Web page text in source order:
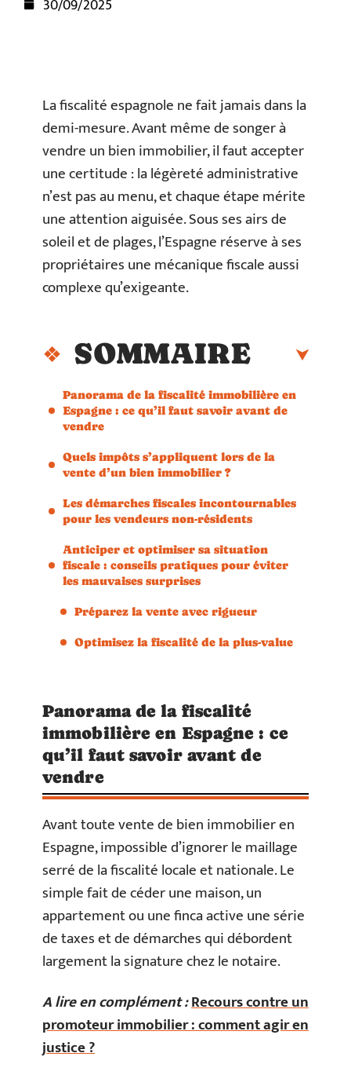
30/09/2025
La fiscalité espagnole ne fait jamais dans la
demi-mesure. Avant même de songer à
vendre un bien immobilier, il faut accepter
une certitude : la légèreté administrative
n’est pas au menu, et chaque étape mérite
une attention aiguisée. Sous ses airs de
soleil et de plages, l’Espagne réserve à ses
propriétaires une mécanique fiscale aussi
complexe qu’exigeante.
SOMMAIRE
Panorama de la fiscalité immobilière en
Espagne : ce qu’il faut savoir avant de
vendre
Quels impôts s’appliquent lors de la
vente d’un bien immobilier ?
Les démarches fiscales incontournables
pour les vendeurs non-résidents
Anticiper et optimiser sa situation
fiscale : conseils pratiques pour éviter
les mauvaises surprises
Préparez la vente avec rigueur
Optimisez la fiscalité de la plus-value
Panorama de la fiscalité
immobilière en Espagne : ce
qu’il faut savoir avant de
vendre
Avant toute vente de bien immobilier en
Espagne, impossible d’ignorer le maillage
serré de la fiscalité locale et nationale. Le
simple fait de céder une maison, un
appartement ou une finca active une série
de taxes et de démarches qui débordent
largement la signature chez le notaire.
A lire en complément :Recours contre un
promoteur immobilier : comment agir en
justice ?